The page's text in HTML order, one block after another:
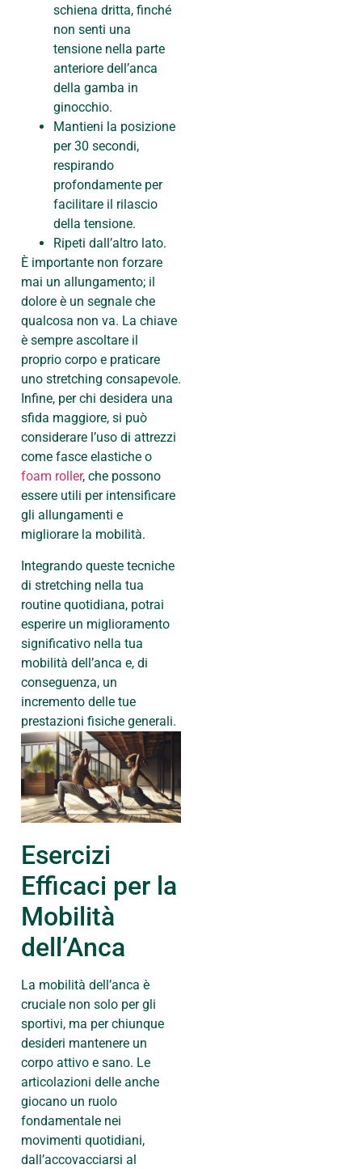
schiena dritta, finché
non senti una
tensione nella parte
anteriore dell’anca
della gamba in
ginocchio.
Mantieni la posizione
per 30 secondi,
respirando
profondamente per
facilitare il rilascio
della tensione.
Ripeti dall’altro lato.
È importante non forzare
mai un allungamento; il
dolore è un segnale che
qualcosa non va. La chiave
è sempre ascoltare il
proprio corpo e praticare
uno stretching consapevole.
Infine, per chi desidera una
sfida maggiore, si può
considerare l’uso di attrezzi
come fasce elastiche o
foam roller, che possono
essere utili per intensificare
gli allungamenti e
migliorare la mobilità.
Integrando queste tecniche
di stretching nella tua
routine quotidiana, potrai
esperire un miglioramento
significativo nella tua
mobilità dell’anca e, di
conseguenza, un
incremento delle tue
prestazioni fisiche generali.
Esercizi
Efficaci per la
Mobilità
dell’Anca
La mobilità dell’anca è
cruciale non solo per gli
sportivi, ma per chiunque
desideri mantenere un
corpo attivo e sano. Le
articolazioni delle anche
giocano un ruolo
fondamentale nei
movimenti quotidiani,
dall’accovacciarsi al